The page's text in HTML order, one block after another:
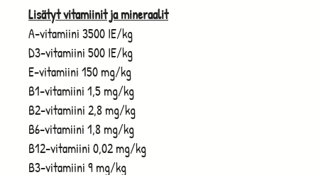
Lisätyt vitamiinit ja mineraalit
A-vitamiini 3500 IE/kg
D3-vitamiini 500 IE/kg
E-vitamiini 150 mg/kg
B1-vitamiini 1,5 mg/kg
B2-vitamiini 2,8 mg/kg
B6-vitamiini 1,8 mg/kg
B12-vitamiini 0,02 mg/kg
B3-vitamiini 9 mg/kg